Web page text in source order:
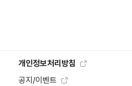
개인정보처리방침
공지/이벤트